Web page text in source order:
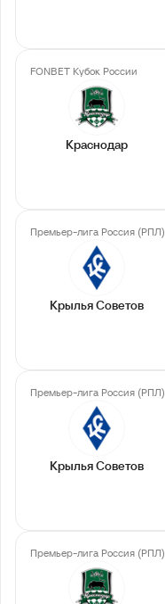
FONBET Кубок России
Краснодар
Премьер-лига Россия (РПЛ)
Крылья Советов
Премьер-лига Россия (РПЛ)
Крылья Советов
Премьер-лига Россия (РПЛ)